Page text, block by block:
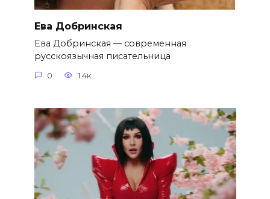
Ева Добринская
Ева Добринская — современная
русскоязычная писательница
0 1.4к.